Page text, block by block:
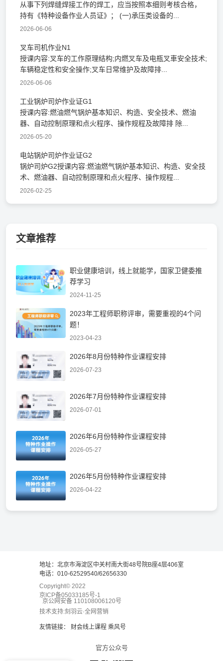
从事下列焊缝焊接工作的焊工，应当按照本细则考核合格，
持有《特种设备作业人员证》； (一)承压类设备的...
2026-06-06
叉车司机作业N1
授课内容:叉车的工作原理结构;内燃叉车及电瓶叉車安全技术;
车辆稳定性和安全操作;叉车日常维护及故障排...
2026-06-06
工业锅炉司炉作业证G1
授课内容:燃油燃气锅炉基本知识、构造、安全技术、燃油
器、自动控制原理和点火程序、操作规程及故障排 除...
2026-05-20
电站锅炉司炉作业证G2
锅炉司炉G2授课内容:燃油燃气锅炉基本知识、构造、安全技
术、燃油器、自动控制原理和点火程序、操作规程...
2026-02-25
文章推荐
职业健康培训，线上就能学，国家卫健委推
荐学习
2024-11-25
2023年工程师职称评审，需要重视的4个问
题！
2023-04-23
2026年8月份特种作业课程安排
2026-07-23
2026年7月份特种作业课程安排
2026-07-01
2026年6月份特种作业课程安排
2026-05-27
2026年5月份特种作业课程安排
2026-04-22
地址：北京市海淀区中关村南大街48号院B座4层406室
电话：010-62529540/62656330
Copyright© 2022
京ICP备05033185号-1
京公网安备 110108006120号
技术支持:刻羽云·全网营销
友情链接： 财会线上课程 乘风号
官方公众号